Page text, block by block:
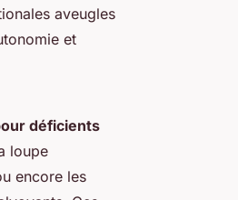
aveugles
et
déficients
loupe
encore les